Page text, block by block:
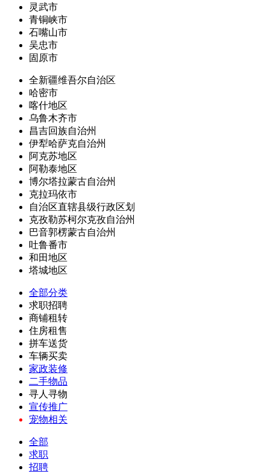
灵武市
青铜峡市
石嘴山市
吴忠市
固原市
全新疆维吾尔自治区
哈密市
喀什地区
乌鲁木齐市
昌吉回族自治州
伊犁哈萨克自治州
阿克苏地区
阿勒泰地区
博尔塔拉蒙古自治州
克拉玛依市
自治区直辖县级行政区划
克孜勒苏柯尔克孜自治州
巴音郭楞蒙古自治州
吐鲁番市
和田地区
塔城地区
全部分类
求职招聘
商铺租转
住房租售
拼车送货
车辆买卖
家政装修
二手物品
寻人寻物
宣传推广
宠物相关
全部
求职
招聘